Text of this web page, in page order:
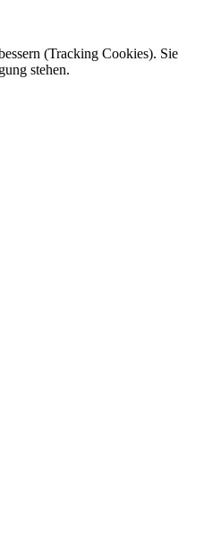
(Tracking Cookies). Sie
stehen.